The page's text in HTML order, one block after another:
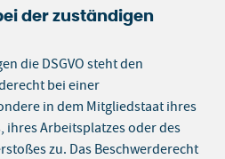
der zuständigen
die DSGVO steht den
bei einer
in dem Mitgliedstaat ihres
Arbeitsplatzes oder des
zu. Das Beschwerderecht